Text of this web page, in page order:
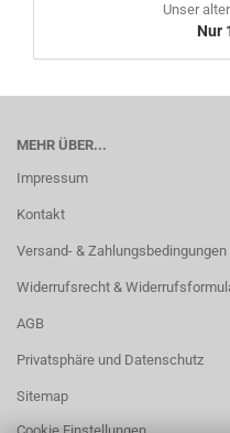
Unser
Nur
MEHR ÜBER...
Impressum
Kontakt
Versand- & Zahlungsbedingungen
Widerrufsrecht &
AGB
Privatsphäre und Datenschutz
Sitemap